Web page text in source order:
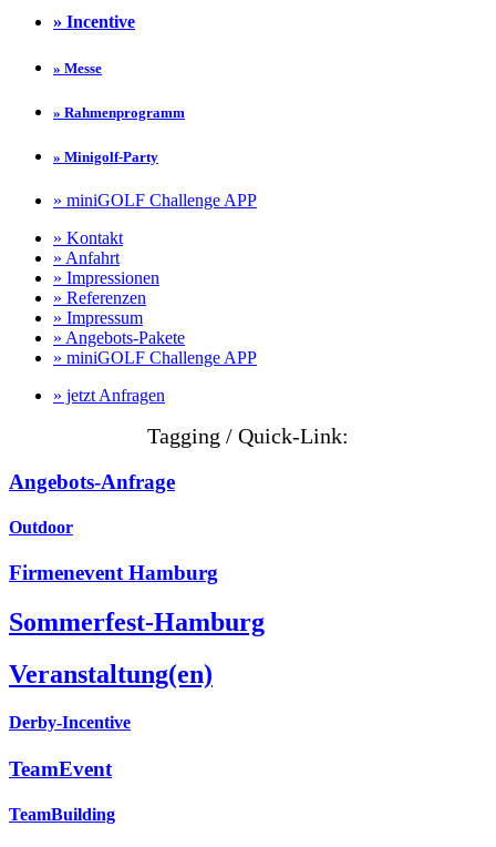
» Incentive
» Messe
» Rahmenprogramm
» Minigolf-Party
» miniGOLF Challenge APP
» Kontakt
» Anfahrt
» Impressionen
» Referenzen
» Impressum
» Angebots-Pakete
» miniGOLF Challenge APP
» jetzt Anfragen
Tagging / Quick-Link:
Angebots-Anfrage
Outdoor
Firmenevent Hamburg
Sommerfest-Hamburg
Veranstaltung(en)
Derby-Incentive
TeamEvent
TeamBuilding